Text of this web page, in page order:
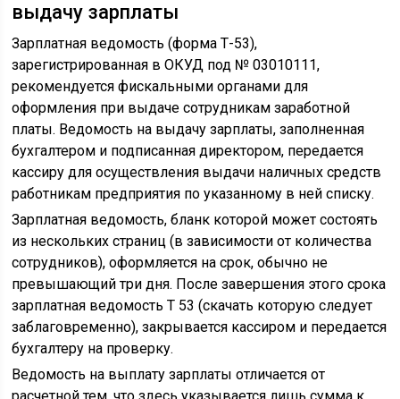
выдачу зарплаты
Зарплатная ведомость (форма Т-53),
зарегистрированная в ОКУД под № 03010111,
рекомендуется фискальными органами для
оформления при выдаче сотрудникам заработной
платы. Ведомость на выдачу зарплаты, заполненная
бухгалтером и подписанная директором, передается
кассиру для осуществления выдачи наличных средств
работникам предприятия по указанному в ней списку.
Зарплатная ведомость, бланк которой может состоять
из нескольких страниц (в зависимости от количества
сотрудников), оформляется на срок, обычно не
превышающий три дня. После завершения этого срока
зарплатная ведомость Т 53 (скачать которую следует
заблаговременно), закрывается кассиром и передается
бухгалтеру на проверку.
Ведомость на выплату зарплаты отличается от